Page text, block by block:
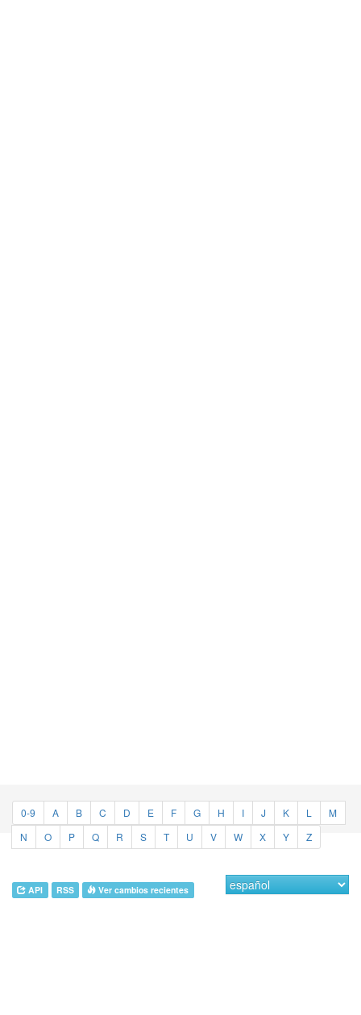
0-9 A B C D E F G H I J K L
M
N
O P Q R S T U V W X Y Z
API RSS Ver cambios recientes